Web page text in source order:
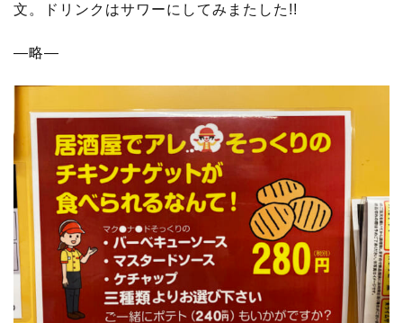
文。ドリンクはサワーにしてみまたした!!
—略—